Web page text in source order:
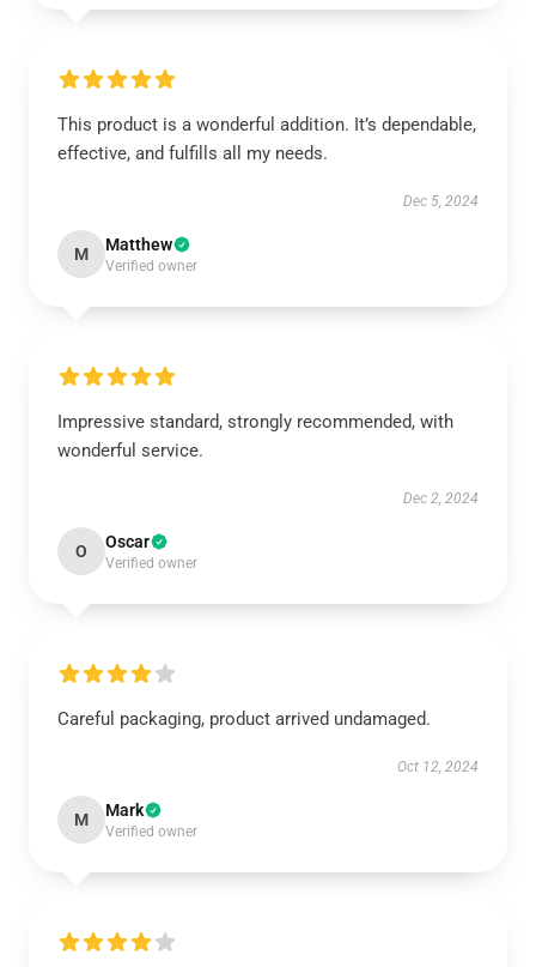
This product is a wonderful addition. It’s dependable,
effective, and fulfills all my needs.
Dec 5, 2024
M Matthew
Verified owner
Impressive standard, strongly recommended, with
wonderful service.
Dec 2, 2024
O Oscar
Verified owner
Careful packaging, product arrived undamaged.
Oct 12, 2024
M Mark
Verified owner